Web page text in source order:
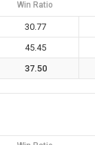
Win Ratio
30.77
45.45
37.50